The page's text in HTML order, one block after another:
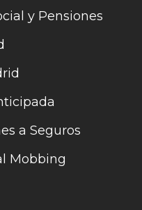
y Pensiones
a Seguros
Mobbing